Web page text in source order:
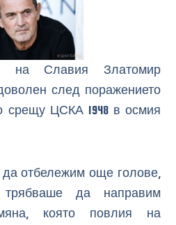
на Славия Златомир
след поражението
срещу ЦСКА 1948 в осмия
отбележим още голове,
да направим
която повлия на